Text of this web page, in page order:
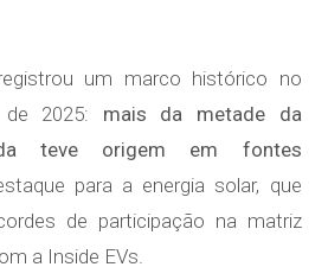
um marco histórico no
2025: mais da metade da
teve origem em fontes
para a energia solar, que
de participação na matriz
a Inside EVs.